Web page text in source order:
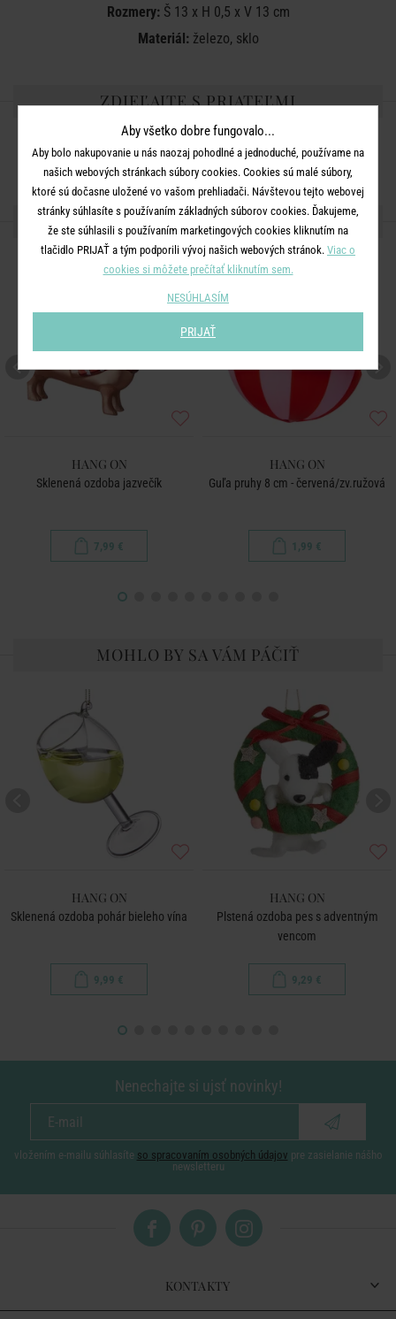
Rozmery:Š 13 x H 0,5 x V 13 cm
Materiál:železo, sklo
ZDIEĽAJTE S PRIATEĽMI
ĎALŠIE PRODUKTY ZO SÉRIE
HANG ON
Sklenená ozdoba jazvečík
7,99 €
NOVÉ!
HANG ON
Guľa pruhy 8 cm - červená/zv.ružová
1,99 €
MOHLO BY SA VÁM PÁČIŤ
HANG ON
Sklenená ozdoba pohár bieleho vína
9,99 €
HANG ON
Plstená ozdoba pes s adventným
vencom
9,29 €
Nenechajte si ujsť novinky!
vložením e-mailu súhlasíte so spracovaním osobných údajov pre zasielanie nášho
newsletteru
KONTAKTY
Aby všetko dobre fungovalo...
Aby bolo nakupovanie u nás naozaj pohodlné a jednoduché, používame na
našich webových stránkach súbory cookies. Cookies sú malé súbory,
ktoré sú dočasne uložené vo vašom prehliadači. Návštevou tejto webovej
stránky súhlasíte s používaním základných súborov cookies. Ďakujeme,
že ste súhlasili s používaním marketingových cookies kliknutím na
tlačidlo PRIJAŤ a tým podporili vývoj našich webových stránok. Viac o
cookies si môžete prečítať kliknutím sem.
NESÚHLASÍM
PRIJAŤ